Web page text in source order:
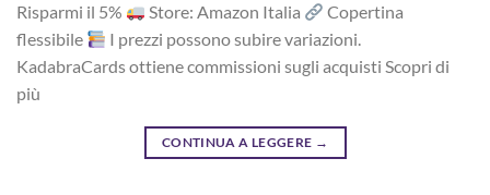
R‎is‎pa‎rm‎i ‎il‎ 5%
Store: Amazon Italia
Copertina
flessibile
I prezzi possono subire variazioni.
KadabraCards ottiene commissioni sugli acquisti Scopri di
più
CONTINUA A LEGGERE →